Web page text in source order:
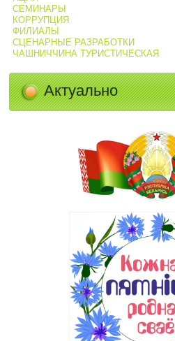
СЕМИНАРЫ
КОРРУПЦИЯ
ФИЛИАЛЫ
СЦЕНАРНЫЕ РАЗРАБОТКИ
ЧАШНИЧЧИНА ТУРИСТИЧЕСКАЯ
Актуально